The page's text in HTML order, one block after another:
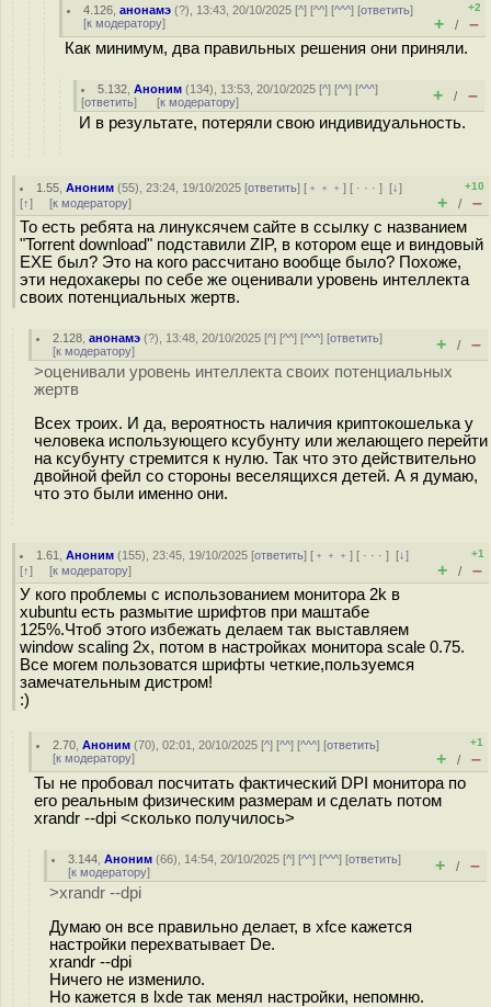
4.126 ,анонамэ (?), 13:43, 20/10/2025 [^] [^^] [^^^] [ответить]
[к модератору]
+2
+ / –
Как минимум, два правильных решения они приняли.
5.132 ,Аноним (134), 13:53, 20/10/2025 [^] [^^] [^^^]
[ответить] [к модератору] + / –
И в результате, потеряли свою индивидуальность.
1.55 ,Аноним (55), 23:24, 19/10/2025 [ответить] [ ﹢﹢﹢] [ · · ·][↓]
[↑] [к модератору]
+10
+ / –
То есть ребята на линуксячем сайте в ссылку с названием
"Torrent download" подставили ZIP, в котором еще и виндовый
EXE был? Это на кого рассчитано вообще было? Похоже,
эти недохакеры по себе же оценивали уровень интеллекта
своих потенциальных жертв.
2.128 ,анонамэ (?), 13:48, 20/10/2025 [^] [^^] [^^^] [ответить]
[к модератору] + / –
>оценивали уровень интеллекта своих потенциальных
жертв
Всех троих. И да, вероятность наличия криптокошелька у
человека использующего ксубунту или желающего перейти
на ксубунту стремится к нулю. Так что это действительно
двойной фейл со стороны веселящихся детей. А я думаю,
что это были именно они.
1.61 ,Аноним (155), 23:45, 19/10/2025 [ответить] [ ﹢﹢﹢] [ · · ·][↓]
[↑] [к модератору]
+1
+ / –
У кого проблемы с использованием монитора 2k в
xubuntu есть размытие шрифтов при маштабе
125%.Чтоб этого избежать делаем так выставляем
window scaling 2x, потом в настройках монитора scale 0.75.
Все могем пользоватся шрифты четкие,пользуемся
замечательным дистром!
:)
2.70 ,Аноним (70), 02:01, 20/10/2025 [^] [^^] [^^^] [ответить]
[к модератору]
+1
+ / –
Ты не пробовал посчитать фактический DPI монитора по
его реальным физическим размерам и сделать потом
xrandr --dpi <сколько получилось>
3.144 ,Аноним (66), 14:54, 20/10/2025 [^] [^^] [^^^] [ответить]
[к модератору] + / –
>xrandr --dpi
Думаю он все правильно делает, в xfce кажется
настройки перехватывает De.
xrandr --dpi
Ничего не изменило.
Но кажется в lxde так менял настройки, непомню.